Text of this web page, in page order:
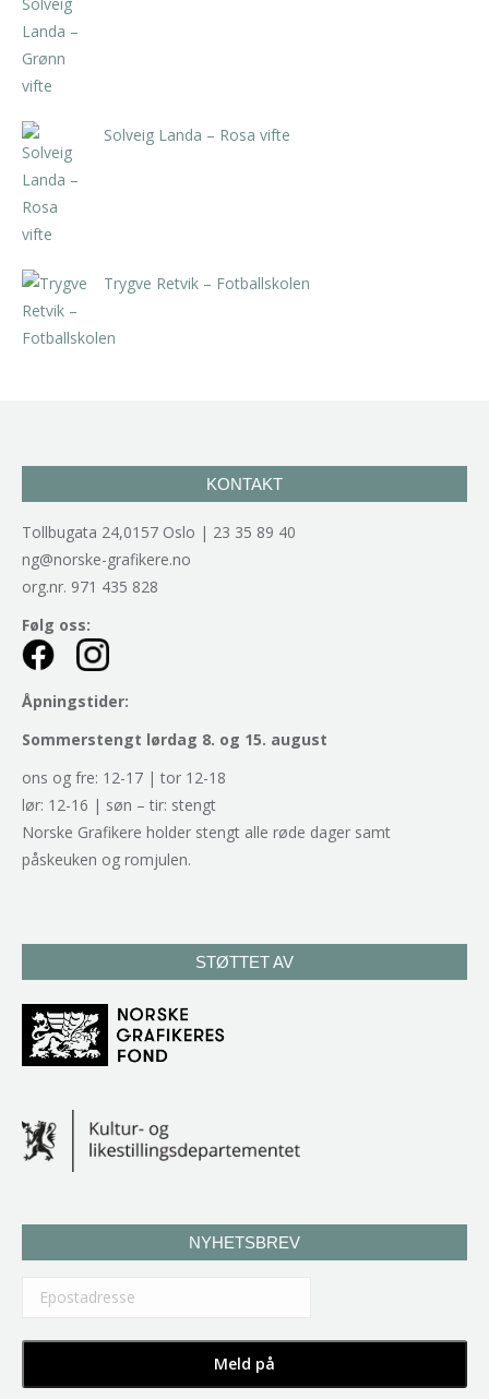
Solveig Landa – Rosa vifte
Trygve Retvik – Fotballskolen
KONTAKT
Tollbugata 24,0157 Oslo | 23 35 89 40
ng@norske-grafikere.no
org.nr. 971 435 828
Følg oss:
Åpningstider:
Sommerstengt lørdag 8. og 15. august
ons og fre: 12-17 | tor 12-18
lør: 12-16 | søn – tir: stengt
Norske Grafikere holder stengt alle røde dager samt
påskeuken og romjulen.
STØTTET AV
NYHETSBREV